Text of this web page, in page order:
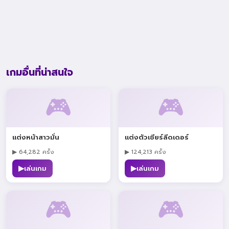
เกมอื่นที่น่าสนใจ
🎮
แต่งหน้าสาวมั่น
▶ 64,282 ครั้ง
▶เล่นเกม
🎮
แต่งตัวเชียร์ลีดเดอร์
▶ 124,213 ครั้ง
▶เล่นเกม
🎮 🎮